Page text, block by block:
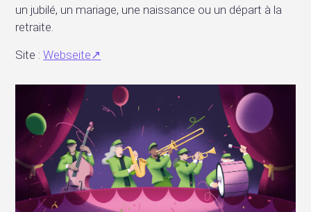
un jubilé, un mariage, une naissance ou un départ à la
retraite.
Site :Webseite